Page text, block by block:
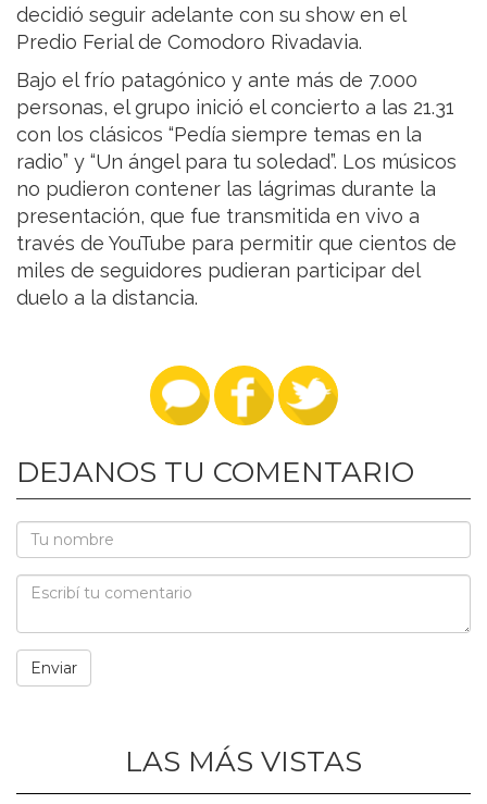
decidió seguir adelante con su show en el
Predio Ferial de Comodoro Rivadavia.
Bajo el frío patagónico y ante más de 7.000
personas, el grupo inició el concierto a las 21.31
con los clásicos “Pedía siempre temas en la
radio” y “Un ángel para tu soledad”. Los músicos
no pudieron contener las lágrimas durante la
presentación, que fue transmitida en vivo a
través de YouTube para permitir que cientos de
miles de seguidores pudieran participar del
duelo a la distancia.
DEJANOS TU COMENTARIO
LAS MÁS VISTAS